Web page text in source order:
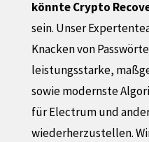
könnte Crypto
sein. Unser
Knacken von
leistungsstarke,
sowie modernste
für Electrum und
wiederherzustellen.